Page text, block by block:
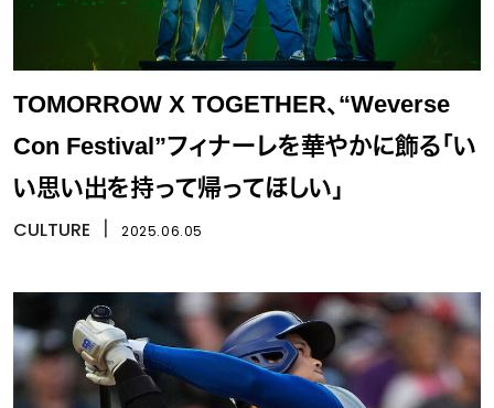
TOMORROW X TOGETHER、“Weverse
Con Festival”フィナーレを華やかに飾る「い
い思い出を持って帰ってほしい」
CULTURE 2025.06.05